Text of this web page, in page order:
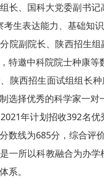
、国科大党委副书记
生表达能力、基础知
副院长、陕西招生组
特邀中科院院士种康
西招生面试组组长种
选择优秀的科学家一对
年计划招收392名优
数线为685分，综合评
所以科教融合为办学
系。